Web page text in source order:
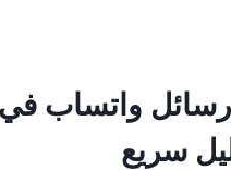
رسائل واتساب في
سريع